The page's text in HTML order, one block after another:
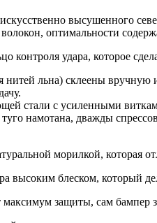
высушенного
оптимальности
контроля удара, которое
нитей льна) склеены
стали с усиленными
намотана, дважды
морилкой, которая
высоким блеском, который
защиты, сам бампер